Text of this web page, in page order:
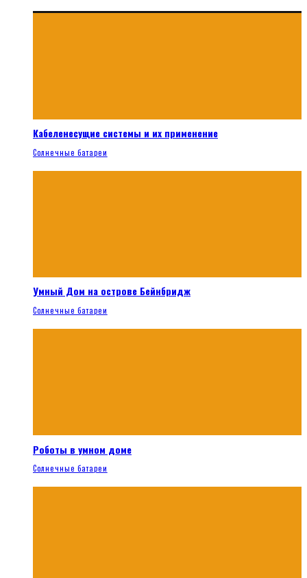
Кабеленесущие системы и их применение
Солнечные батареи
Умный Дом на острове Бейнбридж
Солнечные батареи
Роботы в умном доме
Солнечные батареи